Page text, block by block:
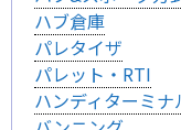
ハブ倉庫
パレタイザ
パレット・RTI
ハンディターミナ